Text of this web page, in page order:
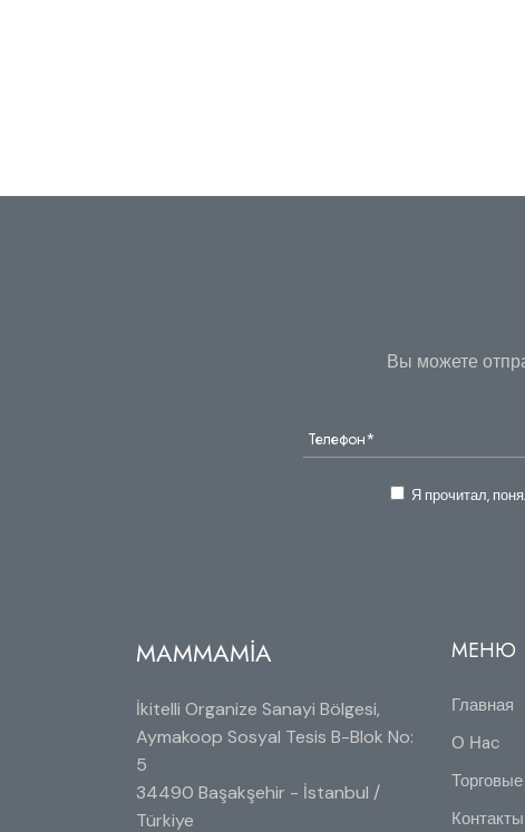
Вы можете
Я прочитал,
MAMMAMİA
İkitelli Organize Sanayi Bölgesi,
Aymakoop Sosyal Tesis B-Blok No:
5
34490 Başakşehir - İstanbul /
Türkiye
МЕНЮ
Главная
О Нac
Контакты